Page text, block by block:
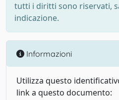
tutti i diritti sono riservati,
indicazione.
Informazioni
Utilizza questo
link a questo documento: